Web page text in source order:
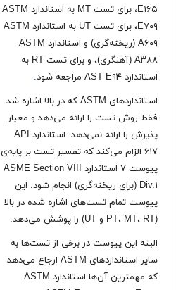
E۱۶۵، برای تست MT به استاندارد ASTM
E۷۰۹، برای تست UT به استاندارد ASTM
A۶۰۹ (ریخته‌گری) و استاندارد ASTM
A۳۸۸ (آهنگری)، و برای تست RT به
استاندارد AST E۹۴ مراجعه شود
.
استانداردهای ASTM که در بالا اشاره شد
فقط روش تست را ارائه می‌دهد و معیار
پذیرش را ارائه نمی‌دهد. استاندارد API
۶۱۷ الزام می‌کند که تفسیر تست بر پایه‌ی
پیوست ۷ استاندارد ASME Section VIII
Div.۱ (برای ریخته‌گری) انجام شود. این
پیوست تمام تست‌های اشاره شده در بالا
(PT، MT، RT و UT) را پوشش می‌دهد.
البته این پیوست در برخی از تست‌ها به
سایر استانداردهای ASTM ارجاع می‌دهد
که مهمترین آن‌ها استاندارد ASTM